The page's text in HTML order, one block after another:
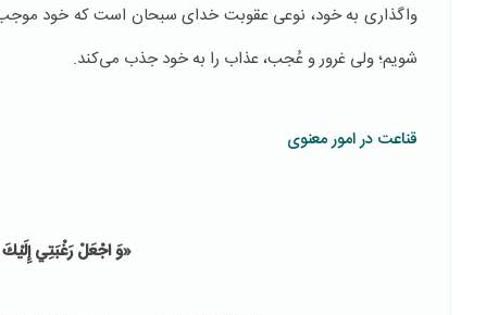
واگذاری به خود، نوعی عقوبت خدای سبحان است که خود
شویم؛ ولی غرور و عُجب، عذاب را به خود جذب می‌کند.
قناعت در امور معنوی
«وَ اجْعَلْ رَغْبَتِي